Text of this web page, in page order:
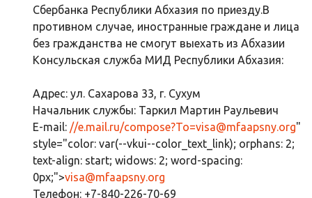
Сбербанка Республики Абхазия по приезду.В
противном случае, иностранные граждане и лица
без гражданства не смогут выехать из Абхазии
Консульская служба МИД Республики Абхазия:
Адрес: ул. Сахарова 33, г. Сухум
Начальник службы: Таркил Мартин Раульевич
E-mail: //e.mail.ru/compose?To=visa@mfaapsny.org"
style="color: var(--vkui--color_text_link); orphans: 2;
text-align: start; widows: 2; word-spacing:
0px;">visa@mfaapsny.org
Телефон: +7-840-226-70-69